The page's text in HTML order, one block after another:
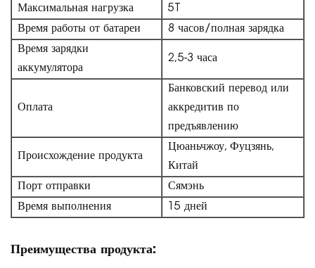
Максимальная нагрузка
5T
Время работы от батареи
8 часов/полная зарядка
Время зарядки
аккумулятора
2,5-3 часа
Оплата
Банковский перевод или
аккредитив по
предъявлению
Происхождение продукта
Цюаньчжоу, Фуцзянь,
Китай
Порт отправки
Сямэнь
Время выполнения
15 дней
Преимущества продукта: